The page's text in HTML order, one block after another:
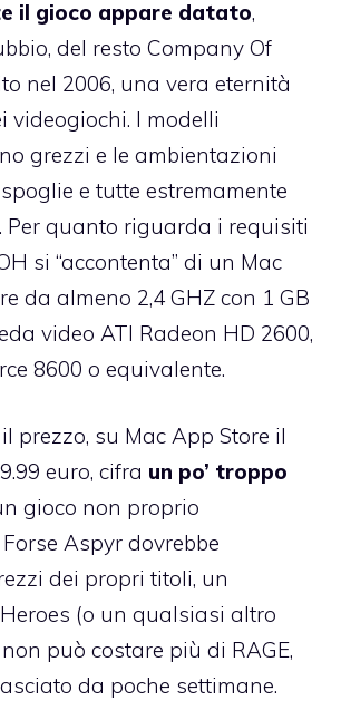
il gioco appare datato,
del resto Company Of
nel 2006, una vera eternità
videogiochi. I modelli
grezzi e le ambientazioni
e tutte estremamente
Per quanto riguarda i requisiti
si “accontenta” di un Mac
da almeno 2,4 GHZ con 1 GB
video ATI Radeon HD 2600,
8600 o equivalente.
prezzo, su Mac App Store il
euro, cifra un po’ troppo
gioco non proprio
Aspyr dovrebbe
dei propri titoli, un
(o un qualsiasi altro
non può costare più di RAGE,
da poche settimane.